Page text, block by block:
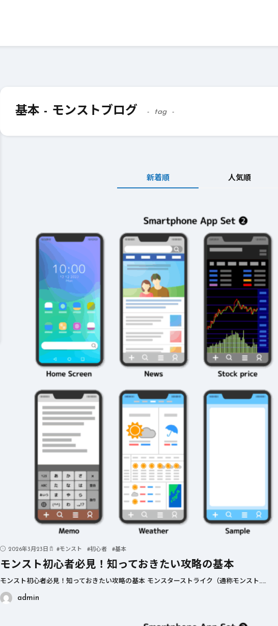
2026年3月23日
モンスト攻略に役立
つ！おすすめパーティ
編成の秘訣
2026年3月23日 テクニック
絶対に知っておきたい
モンスト攻略テクニッ
ク10選
基本 - モンストブログ tag
新着順 人気順
2026年3月23日 #モンスト #初心者 #基本
モンスト初心者必見！知っておきたい攻略の基本
モンスト初心者必見！知っておきたい攻略の基本 モンスターストライク（通称モンスト……
admin